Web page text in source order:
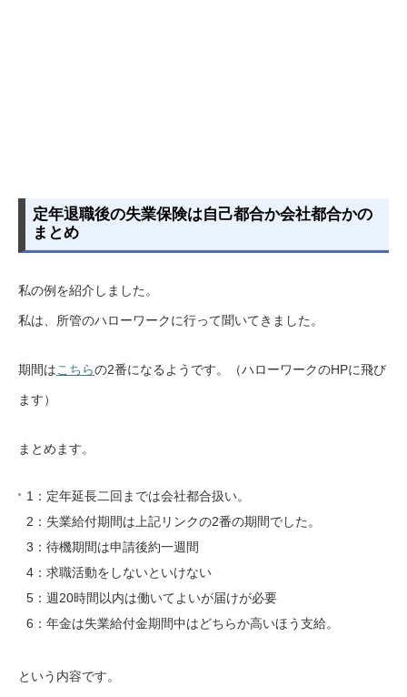
定年退職後の失業保険は自己都合か会社都合かの
まとめ
私の例を紹介しました。
私は、所管のハローワークに行って聞いてきました。
期間はこちらの2番になるようです。（ハローワークのHPに飛び
ます）
まとめます。
1：定年延長二回までは会社都合扱い。
2：失業給付期間は上記リンクの2番の期間でした。
3：待機期間は申請後約一週間
4：求職活動をしないといけない
5：週20時間以内は働いてよいが届けが必要
6：年金は失業給付金期間中はどちらか高いほう支給。
という内容です。